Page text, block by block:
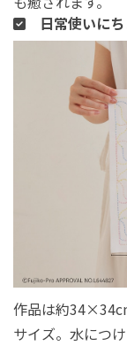
日常使いに
作品は約
サイズ。水につ